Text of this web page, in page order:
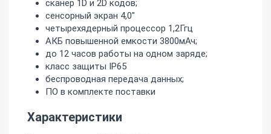
сканер 1D и 2D кодов;
сенсорный экран 4,0"
четырехядерный процессор 1,2Ггц
АКБ повышенной емкости 3800мАч;
до 12 часов работы на одном заряде;
класс защиты IP65
беспроводная передача данных;
ПО в комплекте поставки
Характеристики